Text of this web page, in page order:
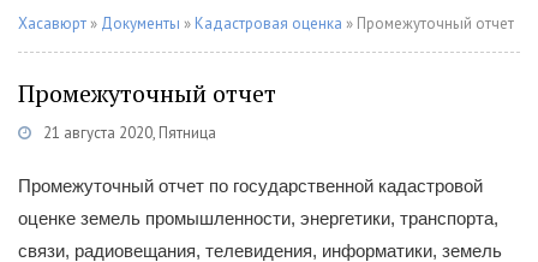
Хасавюрт » Документы » Кадастровая оценка » Промежуточный отчет
Промежуточный отчет
21 августа 2020, Пятница
Промежуточный отчет по государственной кадастровой
оценке земель промышленности, энергетики, транспорта,
связи, радиовещания, телевидения, информатики, земель